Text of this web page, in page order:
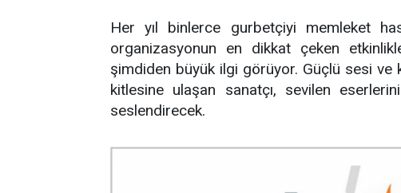
Her yıl binlerce gurbetçiyi memleket
organizasyonun en dikkat çeken
şimdiden büyük ilgi görüyor. Güçlü sesi
kitlesine ulaşan sanatçı, sevilen
seslendirecek.